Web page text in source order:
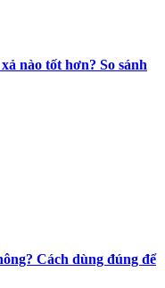
nào tốt hơn? So sánh
Cách dùng đúng để